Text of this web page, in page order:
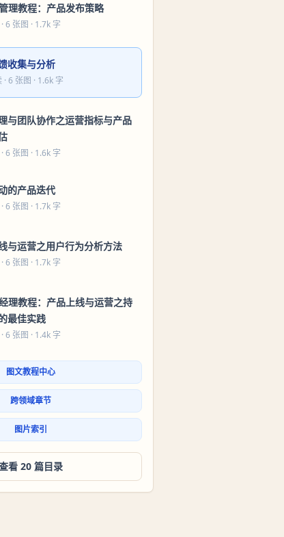
理教程：产品发布策略
· 6 张图 · 1.7k 字
收集与分析
· 6 张图 · 1.6k 字
与团队协作之运营指标与产品
· 6 张图 · 1.6k 字
的产品迭代
· 6 张图 · 1.7k 字
与运营之用户行为分析方法
· 6 张图 · 1.7k 字
理教程：产品上线与运营之持
最佳实践
· 6 张图 · 1.4k 字
图文教程中心
跨领域章节
图片索引
看 20 篇目录